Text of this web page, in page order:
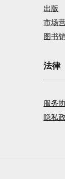
出版
市场
图书
法律
服务
隐私